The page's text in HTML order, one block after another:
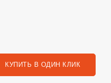
КУПИТЬ В ОДИН КЛИК